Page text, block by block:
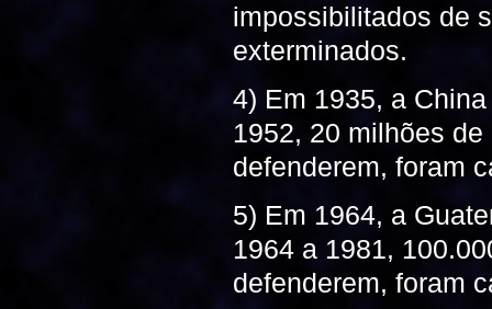
impossibilitados de
exterminados.
4) Em 1935, a
1952, 20 milhões
defenderem, foram
5) Em 1964, a
1964 a 1981,
defenderem, foram